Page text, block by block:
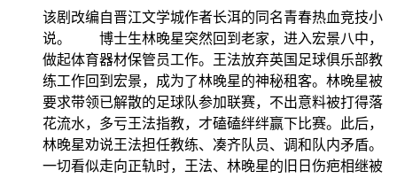
该剧改编自晋江文学城作者长洱的同名青春热血竞技小
说。 博士生林晚星突然回到老家，进入宏景八中，
做起体育器材保管员工作。王法放弃英国足球俱乐部教
练工作回到宏景，成为了林晚星的神秘租客。林晚星被
要求带领已解散的足球队参加联赛，不出意料被打得落
花流水，多亏王法指教，才磕磕绊绊赢下比赛。此后，
林晚星劝说王法担任教练、凑齐队员、调和队内矛盾。
一切看似走向正轨时，王法、林晚星的旧日伤疤相继被